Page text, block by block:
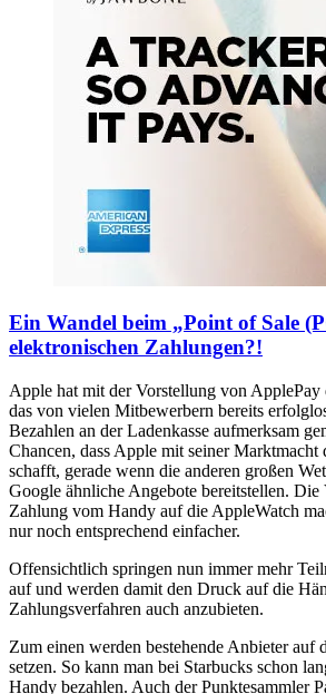
Ein Wandel beim „Point of Sale
elektronischen Zahlungen?!
Apple hat mit der Vorstellung von ApplePay
das von vielen Mitbewerbern bereits
Bezahlen an der Ladenkasse aufmerksam
Chancen, dass Apple mit seiner Marktmacht
schafft, gerade wenn die anderen großen
Google ähnliche Angebote bereitstellen. Die
Zahlung vom Handy auf die AppleWatch
nur noch entsprechend einfacher.
Offensichtlich springen nun immer mehr
auf und werden damit den Druck auf die
Zahlungsverfahren auch anzubieten.
Zum einen werden bestehende Anbieter auf
setzen. So kann man bei Starbucks schon
Handy bezahlen. Auch der Punktesammler